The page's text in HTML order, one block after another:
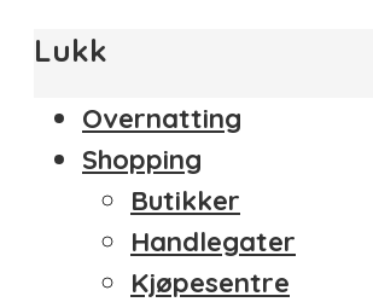
Lukk
Overnatting
Shopping
Butikker
Handlegater
Kjøpesentre